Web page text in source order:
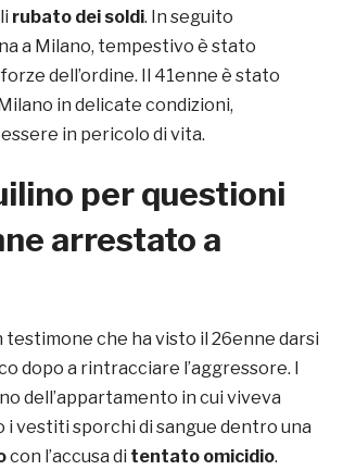
rubato dei soldi. In seguito
a Milano, tempestivo è stato
dell’ordine. Il 41enne è stato
in delicate condizioni,
in pericolo di vita.
per questioni
arrestato a
che ha visto il 26enne darsi
dopo a rintracciare l’aggressore. I
dell’appartamento in cui viveva
i vestiti sporchi di sangue dentro una
con l’accusa di tentato omicidio.